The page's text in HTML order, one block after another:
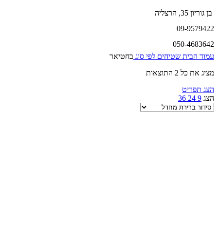
בן גוריון 35, הרצליה
09-9579422
050-4683642
עמוד הבית שטיחים לפי סוג בחטיאר
מציג את כל 2 התוצאות
הצג תפריט
הצג 9
24
36